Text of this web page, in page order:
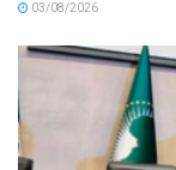
03/08/2026